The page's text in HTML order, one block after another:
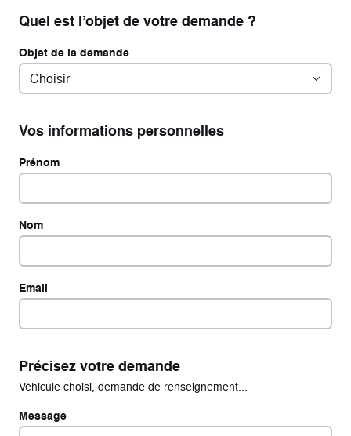
Quel est l’objet de votre demande ?
Objet de la demande
Vos informations personnelles
Prénom
Nom
Email
Précisez votre demande
Véhicule choisi, demande de renseignement...
Message